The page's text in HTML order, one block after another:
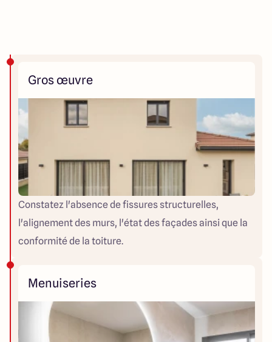
Gros œuvre
Constatez l'absence de fissures structurelles,
l'alignement des murs, l'état des façades ainsi que la
conformité de la toiture.
Menuiseries